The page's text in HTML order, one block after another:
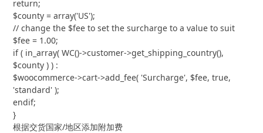
return;
$county = array('US');
// change the $fee to set the surcharge to a value to suit
$fee = 1.00;
if ( in_array( WC()->customer->get_shipping_country(),
$county ) ) :
$woocommerce->cart->add_fee( 'Surcharge', $fee, true,
'standard' );
endif;
}
根据交货国家/地区添加附加费